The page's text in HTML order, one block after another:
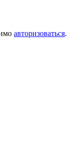
авторизоваться.